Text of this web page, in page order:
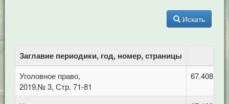
Искать
Заглавие периодики, год, номер, страницы
Уголовное право,
2019,№ 3, Стр. 71-81
67.408